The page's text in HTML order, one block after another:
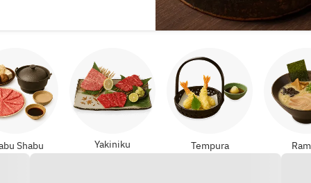
Shabu Yakiniku Tempura